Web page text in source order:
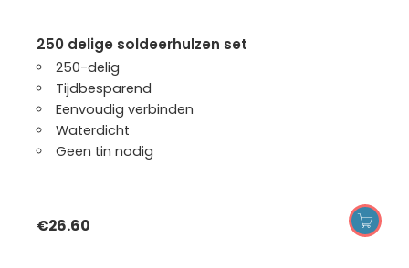
250 delige soldeerhulzen set
250-delig
Tijdbesparend
Eenvoudig verbinden
Waterdicht
Geen tin nodig
€26.60